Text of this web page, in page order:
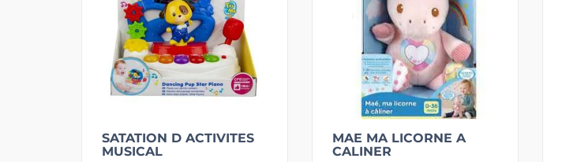
SATATION D ACTIVITES
MUSICAL
MAE MA LICORNE A
CALINER